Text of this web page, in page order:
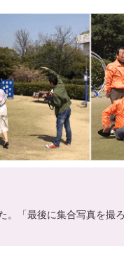
「最後に集合写真を撮